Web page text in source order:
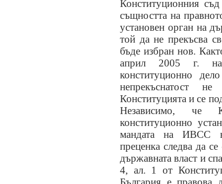
Конституционния
същността на
установен орган на
той да не прекъсва
бъде избран нов.
април 2005 г. на
конституционно
непрекъснатост
Конституцията и се
Независимо, че
конституционно
мандата на ИВСС в
преценка следва да
държавната власт и
4, ал. 1 от